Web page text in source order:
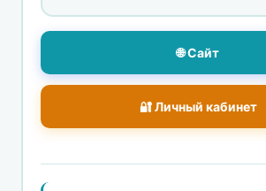
🌐 Сайт
🔐 Личный кабинет